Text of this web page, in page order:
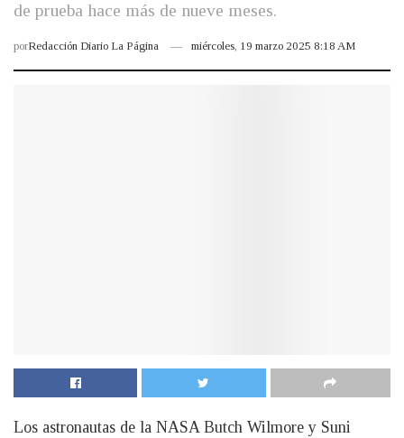
de prueba hace más de nueve meses.
porRedacción Diario La Página miércoles, 19 marzo 2025 8:18 AM
Los astronautas de la NASA Butch Wilmore y Suni